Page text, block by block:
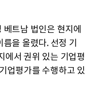
트남 법인은 현지에
을 올렸다. 선정 기
에서 권위 있는 기업평
업평가를 수행하고 있